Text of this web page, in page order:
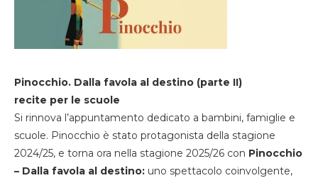
Pinocchio. Dalla favola al destino (parte II)
recite per le scuole
Si rinnova l’appuntamento dedicato a bambini, famiglie e
scuole. Pinocchio è stato protagonista della stagione
2024/25, e torna ora nella stagione 2025/26 con Pinocchio
– Dalla favola al destino: uno spettacolo coinvolgente,